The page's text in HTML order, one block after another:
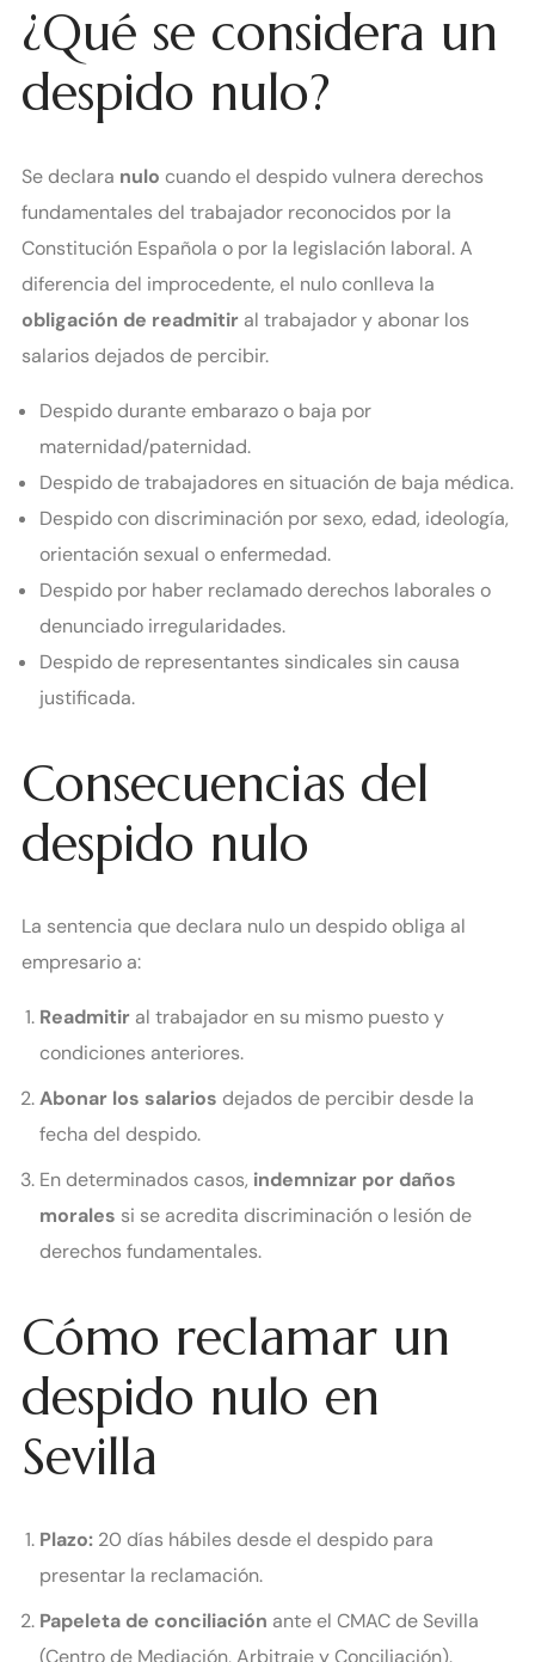
¿Qué se considera un
despido nulo?
Se declara nulo cuando el despido vulnera derechos
fundamentales del trabajador reconocidos por la
Constitución Española o por la legislación laboral. A
diferencia del improcedente, el nulo conlleva la
obligación de readmitir al trabajador y abonar los
salarios dejados de percibir.
Despido durante embarazo o baja por
maternidad/paternidad.
Despido de trabajadores en situación de baja médica.
Despido con discriminación por sexo, edad, ideología,
orientación sexual o enfermedad.
Despido por haber reclamado derechos laborales o
denunciado irregularidades.
Despido de representantes sindicales sin causa
justificada.
Consecuencias del
despido nulo
La sentencia que declara nulo un despido obliga al
empresario a:
Readmitir al trabajador en su mismo puesto y
condiciones anteriores.
Abonar los salarios dejados de percibir desde la
fecha del despido.
En determinados casos, indemnizar por daños
morales si se acredita discriminación o lesión de
derechos fundamentales.
Cómo reclamar un
despido nulo en
Sevilla
Plazo: 20 días hábiles desde el despido para
presentar la reclamación.
Papeleta de conciliación ante el CMAC de Sevilla